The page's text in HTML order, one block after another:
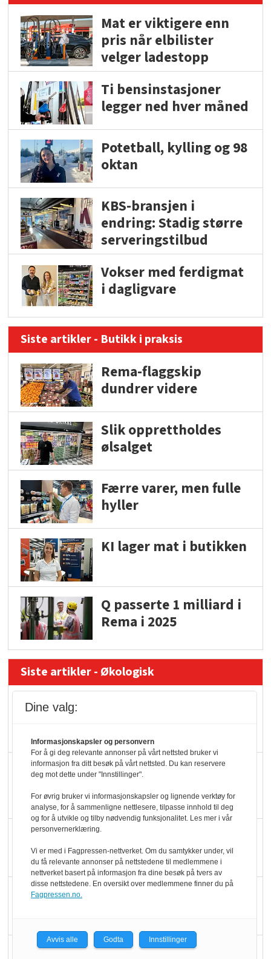
Mat er viktigere enn
pris når elbilister
velger ladestopp
Ti bensinstasjoner
legger ned hver måned
Potetball, kylling og 98
oktan
KBS-bransjen i
endring: Stadig større
serveringstilbud
Vokser med ferdigmat
i dagligvare
Siste artikler - Butikk i praksis
Rema-flaggskip
dundrer videre
Slik opprettholdes
ølsalget
Færre varer, men fulle
hyller
KI lager mat i butikken
Q passerte 1 milliard i
Rema i 2025
Siste artikler - Økologisk
melkemangel
Marit Kolby vant
hederspris
Blir enklere å velge
økologisk i butikkhylla
Rapport: Økokundene
Dine valg:
Informasjonskapsler og personvern
For å gi deg relevante annonser på vårt nettsted bruker vi
informasjon fra ditt besøk på vårt nettsted. Du kan reservere
deg mot dette under "Innstillinger".
For øvrig bruker vi informasjonskapsler og lignende verktøy for
analyse, for å sammenligne nettlesere, tilpasse innhold til deg
og for å utvikle og tilby nødvendig funksjonalitet. Les mer i vår
personvernerklæring.
Vi er med i Fagpressen-nettverket. Om du samtykker under, vil
du få relevante annonser på nettstedene til medlemmene i
nettverket basert på informasjon fra dine besøk på tvers av
disse nettstedene. En oversikt over medlemmene finner du på
Fagpressen.no.
Avvis alle Godta Innstillinger